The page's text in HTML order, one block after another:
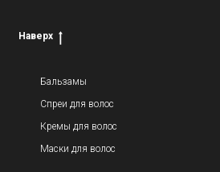
Наверх
Бальзамы
Спреи для волос
Кремы для волос
Маски для волос